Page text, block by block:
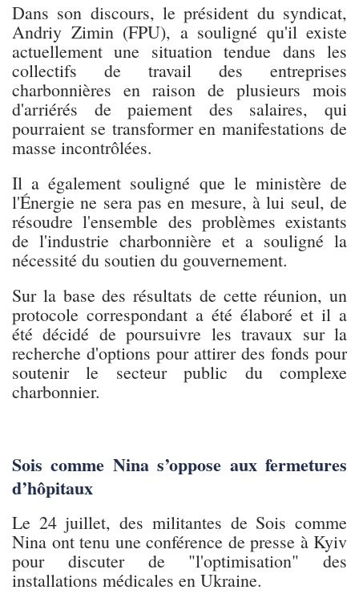
Dans son discours, le président du syndicat,
Andriy Zimin (FPU), a souligné qu'il existe
actuellement une situation tendue dans les
collectifs de travail des entreprises
charbonnières en raison de plusieurs mois
d'arriérés de paiement des salaires, qui
pourraient se transformer en manifestations de
masse incontrôlées.
Il a également souligné que le ministère de
l'Énergie ne sera pas en mesure, à lui seul, de
résoudre l'ensemble des problèmes existants
de l'industrie charbonnière et a souligné la
nécessité du soutien du gouvernement.
Sur la base des résultats de cette réunion, un
protocole correspondant a été élaboré et il a
été décidé de poursuivre les travaux sur la
recherche d'options pour attirer des fonds pour
soutenir le secteur public du complexe
charbonnier.
Sois comme Nina s’oppose aux fermetures
d’hôpitaux
Le 24 juillet, des militantes de Sois comme
Nina ont tenu une conférence de presse à Kyiv
pour discuter de "l'optimisation" des
installations médicales en Ukraine.